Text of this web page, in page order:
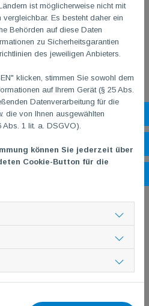
auslesen!
ist möglicherweise nicht mit
Es besteht daher ein
Behörden auf diese Daten
zu Sicherheitsgarantien
des jeweiligen Anbieters.
klicken, stimmen Sie sowohl dem
auf Ihrem Gerät (§ 25 Abs.
Datenverarbeitung für die
die von Ihnen ausgewählten
1 lit. a. DSGVO).
können Sie jederzeit über
Cookie-Button für die